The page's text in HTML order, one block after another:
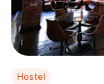
Hostel